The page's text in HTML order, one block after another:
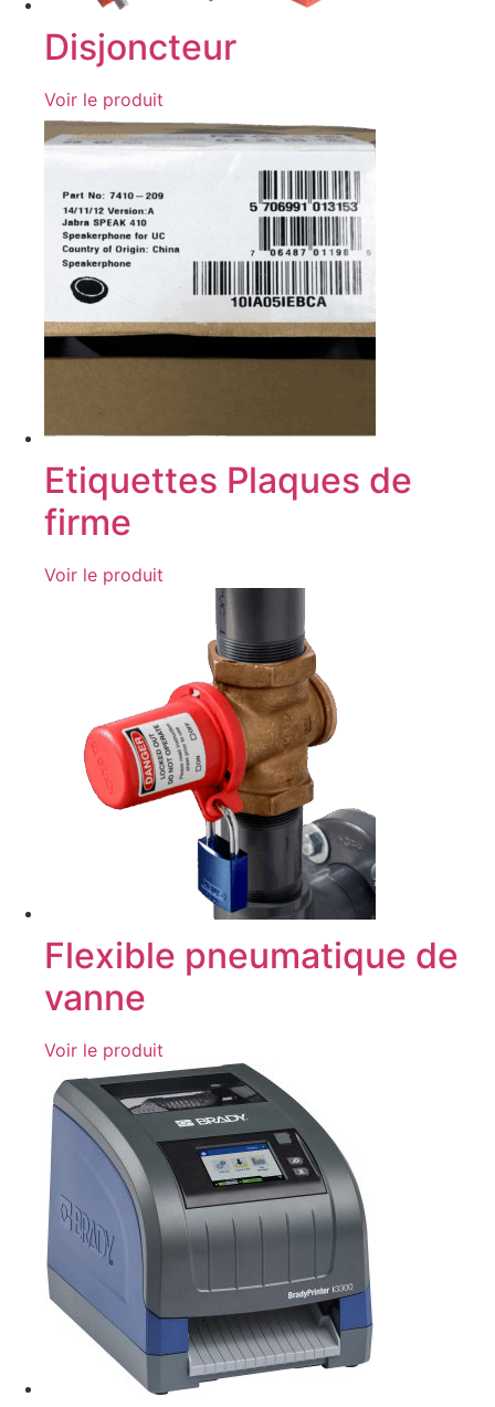
Disjoncteur
Voir le produit
Etiquettes Plaques de
firme
Voir le produit
Flexible pneumatique de
vanne
Voir le produit